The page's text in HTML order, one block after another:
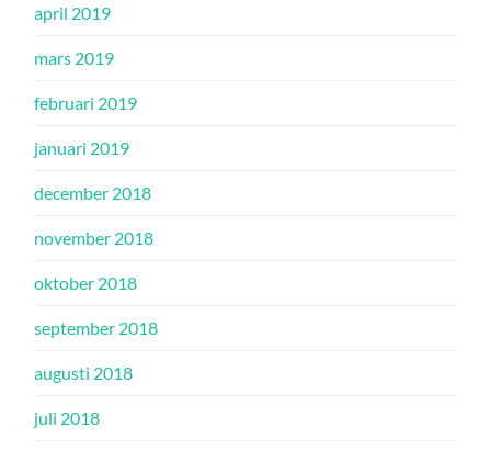
april 2019
mars 2019
februari 2019
januari 2019
december 2018
november 2018
oktober 2018
september 2018
augusti 2018
juli 2018